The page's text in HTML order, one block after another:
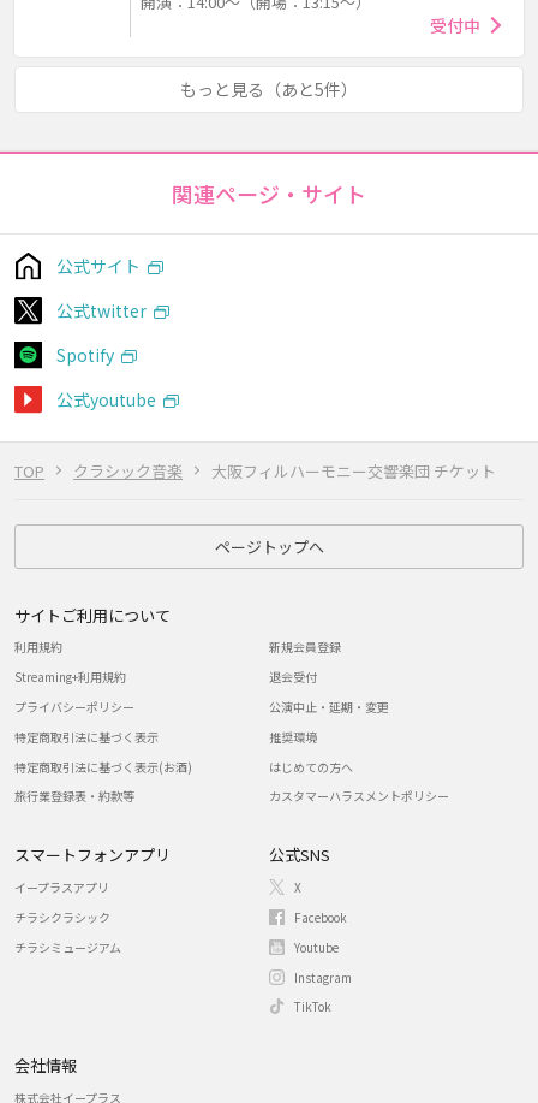
TOP クラシック音楽 大阪フィルハーモニー交響楽団 チケット
受付中
もっと見る（あと5件）
関連ページ・サイト
公式サイト
公式twitter
Spotify
公式youtube
ページトップへ
サイトご利用について
利用規約
Streaming+利用規約
プライバシーポリシー
特定商取引法に基づく表示
特定商取引法に基づく表示(お酒)
旅行業登録表・約款等
新規会員登録
退会受付
公演中止・延期・変更
推奨環境
はじめての方へ
カスタマーハラスメントポリシー
スマートフォンアプリ
イープラスアプリ
チラシクラシック
チラシミュージアム
公式SNS
X
Facebook
Youtube
Instagram
TikTok
会社情報
株式会社イープラス